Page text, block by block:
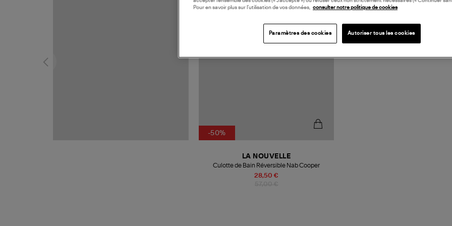
-50%
28,50 €
LA NOUVELLE
Culotte de Bain Réversible Nab Cooper
Pour en savoir plus sur l’utilisation de vos données, consulter notre politique de cookies
Paramètres des cookies Autoriser tous les cookies